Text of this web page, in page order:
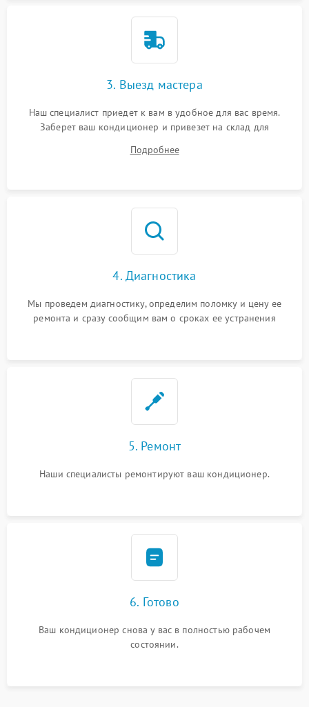
3. Выезд мастера
Наш специалист приедет к вам в удобное для вас время.
Заберет ваш кондиционер и привезет на склад для
Подробнее
4. Диагностика
Мы проведем диагностику, определим поломку и цену ее
ремонта и сразу сообщим вам о сроках ее устранения
5. Ремонт
Наши специалисты ремонтируют ваш кондиционер.
6. Готово
Ваш кондиционер снова у вас в полностью рабочем
состоянии.